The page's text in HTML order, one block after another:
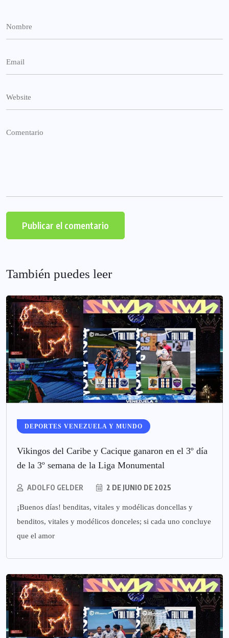
También puedes leer
DEPORTES VENEZUELA Y MUNDO
Vikingos del Caribe y Cacique ganaron en el 3º día
de la 3º semana de la Liga Monumental
ADOLFO GELDER 2 DE JUNIO DE 2025
¡Buenos días! benditas, vitales y modélicas doncellas y
benditos, vitales y modélicos donceles; si cada uno concluye
que el amor